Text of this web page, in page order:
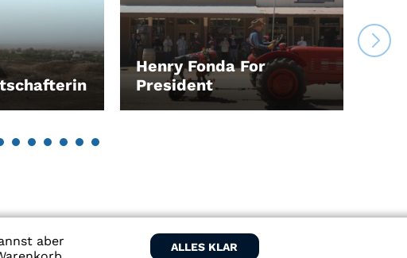
aber
ALLES KLAR
Henry Fonda For
President
LEIHEN